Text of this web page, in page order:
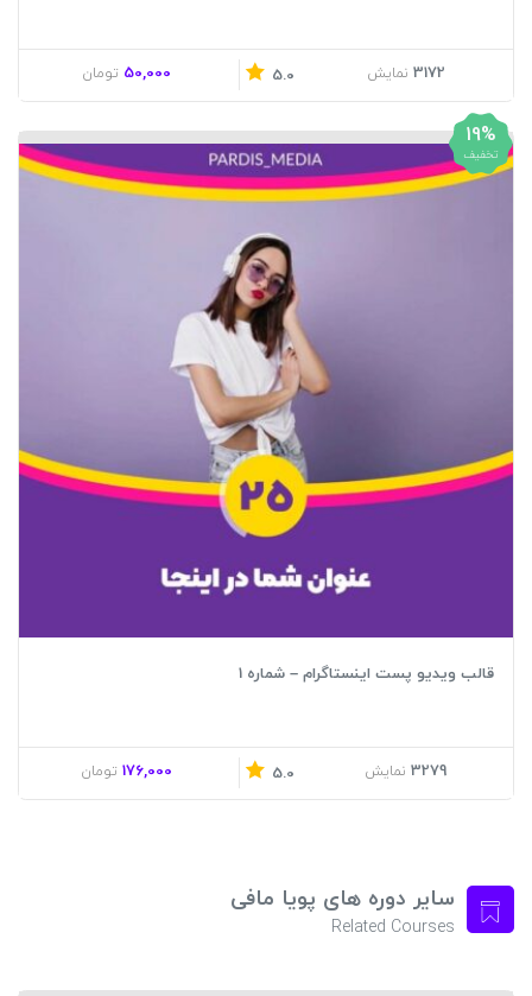
3172 نمایش 5.0
50,000 تومان
19%
تخفیف
قالب ویدیو پست اینستاگرام – شماره 1
3279 نمایش 5.0
176,000 تومان
سایر دوره های پویا مافی
Related Courses